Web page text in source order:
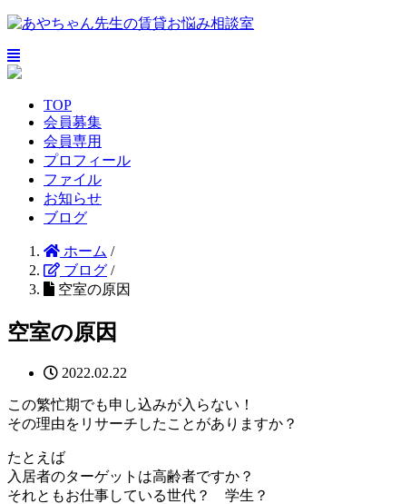
TOP
会員募集
会員専用
プロフィール
ファイル
お知らせ
ブログ
ホーム /
ブログ /
空室の原因
空室の原因
2022.02.22
この繁忙期でも申し込みが入らない！
その理由をリサーチしたことがありますか？
たとえば
入居者のターゲットは高齢者ですか？
それともお仕事している世代？ 学生？